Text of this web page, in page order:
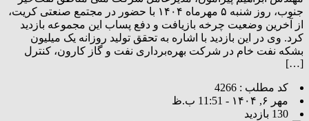
جنوب، روز شنبه ۵ مهرماه ۱۴۰۴ با حضور در مجتمع صنعتی کریت،
از آخرین وضعیت چرخه بازیافت و دفع پساب این مجموعه بازدید
کرد. وی در این بازدید با اشاره به تحقق تولید روزانه یک میلیون
بشکه نفت خام در شرکت بهره‌برداری نفت و گاز کارون، کنترل
[…]
کد مطلب : 4266
مهر ۶, ۱۴۰۴ - 11:51 ب.ظ
130 بازدید